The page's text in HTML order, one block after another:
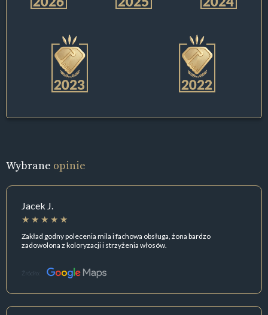
Wybrane opinie
Jacek J.
Zakład godny polecenia mila i fachowa obsługa, żona bardzo
zadowolona z koloryzacji i strzyżenia włosów.
Źródło: